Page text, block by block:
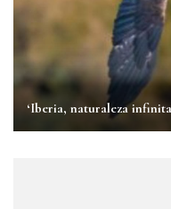
‘Iberia, naturaleza